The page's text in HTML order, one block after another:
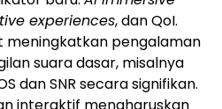
experiences, dan QoI.
meningkatkan pengalaman
suara dasar, misalnya
dan SNR secara signifikan.